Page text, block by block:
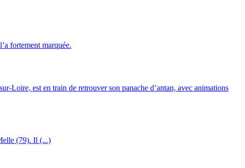
fortement marquée.
Loire, est en train de retrouver son panache d’antan, avec animations
(79). Il (...)